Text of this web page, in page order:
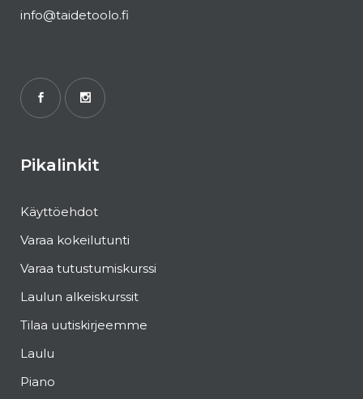
info@taidetoolo.fi
Pikalinkit
Käyttöehdot
Varaa kokeilutunti
Varaa tutustumiskurssi
Laulun alkeiskurssit
Tilaa uutiskirjeemme
Laulu
Piano